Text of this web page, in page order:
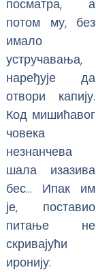
посматра, а
потом му, без
имало
устручавања,
наређује да
отвори капију.
Код мишићавог
човека
незнанчева
шала изазива
бес… Ипак им
је, поставио
питање не
скривајући
иронију: